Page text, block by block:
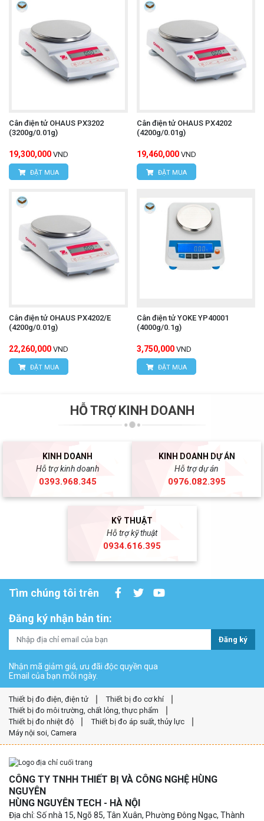
Cân điện tử OHAUS PX3202
(3200g/0.01g)
19,300,000 VND
ĐẶT MUA
Cân điện tử OHAUS PX4202
(4200g/0.01g)
19,460,000 VND
ĐẶT MUA
Cân điện tử OHAUS PX4202/E
(4200g/0.01g)
22,260,000 VND
ĐẶT MUA
Cân điện tử YOKE YP40001
(4000g/0.1g)
3,750,000 VND
ĐẶT MUA
HỖ TRỢ KINH DOANH
KINH DOANH
Hỗ trợ kinh doanh
0393.968.345
KINH DOANH DỰ ÁN
Hỗ trợ dự án
0976.082.395
KỸ THUẬT
Hỗ trợ kỹ thuật
0934.616.395
Tìm chúng tôi trên
Đăng ký nhận bản tin:
Đăng ký
Nhận mã giảm giá, ưu đãi độc quyền qua
Email của bạn mỗi ngày.
Thiết bị đo điện, điện tử
Thiết bị đo cơ khí
Thiết bị đo môi trường, chất lỏng, thực phẩm
Thiết bị đo nhiệt độ
Thiết bị đo áp suất, thủy lực
Máy nội soi, Camera
CÔNG TY TNHH THIẾT BỊ VÀ CÔNG NGHỆ HÙNG
NGUYÊN
HÙNG NGUYÊN TECH - HÀ NỘI
Địa chỉ: Số nhà 15, Ngõ 85, Tân Xuân, Phường Đông Ngạc, Thành